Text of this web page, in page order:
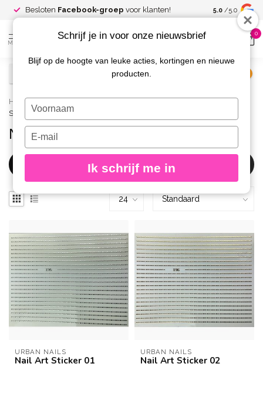
Besloten Facebook-groep voor klanten! Spaar voor
kortingen
5.0 /5.0
MENU
0
Home / Merken / Urban Nails / Nail Art /
Nail Art
Stickers
Nail Art Stickers
Filters
URBAN NAILS
Nail Art Sticker 01
URBAN NAILS
Nail Art Sticker 02
Schrijf je in voor onze nieuwsbrief
Blijf op de hoogte van leuke acties, kortingen en nieuwe
producten.
Typ
je
naam
Typ
je
e-
in
Ik schrijf me in